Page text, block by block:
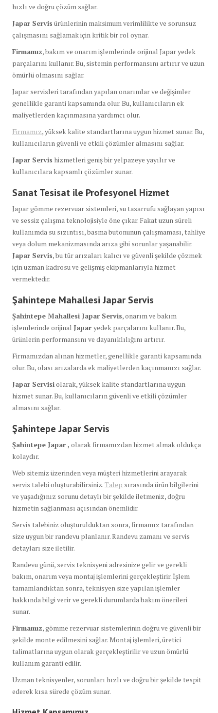
hızlı ve doğru çözüm sağlar.
Japar Servis ürünlerinin maksimum verimlilikte ve sorunsuz
çalışmasını sağlamak için kritik bir rol oynar.
Firmamız, bakım ve onarım işlemlerinde orijinal Japar yedek
parçalarını kullanır. Bu, sistemin performansını artırır ve uzun
ömürlü olmasını sağlar.
Japar servisleri tarafından yapılan onarımlar ve değişimler
genellikle garanti kapsamında olur. Bu, kullanıcıların ek
maliyetlerden kaçınmasına yardımcı olur.
Firmamız, yüksek kalite standartlarına uygun hizmet sunar. Bu,
kullanıcıların güvenli ve etkili çözümler almasını sağlar.
Japar Servis hizmetleri geniş bir yelpazeye yayılır ve
kullanıcılara kapsamlı çözümler sunar.
Sanat Tesisat ile Profesyonel Hizmet
Japar gömme rezervuar sistemleri, su tasarrufu sağlayan yapısı
ve sessiz çalışma teknolojisiyle öne çıkar. Fakat uzun süreli
kullanımda su sızıntısı, basma butonunun çalışmaması, tahliye
veya dolum mekanizmasında arıza gibi sorunlar yaşanabilir.
Japar Servis, bu tür arızaları kalıcı ve güvenli şekilde çözmek
için uzman kadrosu ve gelişmiş ekipmanlarıyla hizmet
vermektedir.
Şahintepe Mahallesi Japar Servis
Şahintepe Mahallesi Japar Servis, onarım ve bakım
işlemlerinde orijinal Japar yedek parçalarını kullanır. Bu,
ürünlerin performansını ve dayanıklılığını artırır.
Firmamızdan alınan hizmetler, genellikle garanti kapsamında
olur. Bu, olası arızalarda ek maliyetlerden kaçınmanızı sağlar.
Japar Servisiolarak, yüksek kalite standartlarına uygun
hizmet sunar. Bu, kullanıcıların güvenli ve etkili çözümler
almasını sağlar.
Şahintepe Japar Servis
Şahintepe Japar , olarak firmamızdan hizmet almak oldukça
kolaydır.
Web sitemiz üzerinden veya müşteri hizmetlerini arayarak
servis talebi oluşturabilirsiniz.Talep sırasında ürün bilgilerini
ve yaşadığınız sorunu detaylı bir şekilde iletmeniz, doğru
hizmetin sağlanması açısından önemlidir.
Servis talebiniz oluşturulduktan sonra, firmamız tarafından
size uygun bir randevu planlanır. Randevu zamanı ve servis
detayları size iletilir.
Randevu günü, servis teknisyeni adresinize gelir ve gerekli
bakım, onarım veya montaj işlemlerini gerçekleştirir. İşlem
tamamlandıktan sonra, teknisyen size yapılan işlemler
hakkında bilgi verir ve gerekli durumlarda bakım önerileri
sunar.
Firmamız, gömme rezervuar sistemlerinin doğru ve güvenli bir
şekilde monte edilmesini sağlar. Montaj işlemleri, üretici
talimatlarına uygun olarak gerçekleştirilir ve uzun ömürlü
kullanım garanti edilir.
Uzman teknisyenler, sorunları hızlı ve doğru bir şekilde tespit
ederek kısa sürede çözüm sunar.